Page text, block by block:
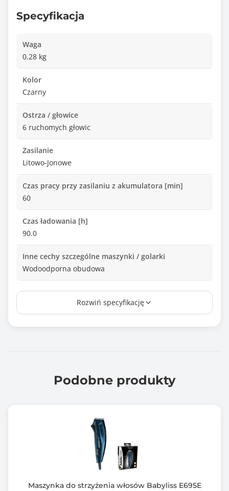
Specyfikacja
Waga
0.28 kg
Kolor
Czarny
Ostrza / głowice
6 ruchomych głowic
Zasilanie
Litowo-Jonowe
Czas pracy przy zasilaniu z akumulatora [min]
60
Czas ładowania [h]
90.0
Inne cechy szczególne maszynki / golarki
Wodoodporna obudowa
Zawiera baterię / akumulator
Informacje dodatkowe
Rozwiń specyfikację
Podobne produkty
Maszynka do strzyżenia włosów Babyliss E695E